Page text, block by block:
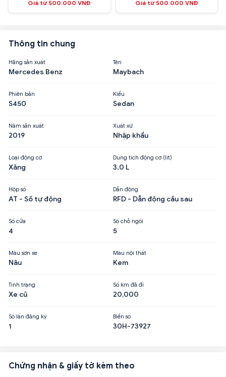
Giá từ 500.000 VNĐ Giá từ 500.000 VNĐ
Thông tin chung
Hãng sản xuất
Mercedes Benz
Tên
Maybach
Phiên bản
S450
Kiểu
Sedan
Năm sản xuất
2019
Xuất xứ
Nhập khẩu
Loại động cơ
Xăng
Dung tích động cơ (lít)
3.0 L
Hộp số
AT - Số tự động
Dẫn động
RFD - Dẫn động cầu sau
Số cửa
4
Số chỗ ngồi
5
Màu sơn xe
Nâu
Màu nội thất
Kem
Tình trạng
Xe cũ
Số km đã đi
20,000
Số lần đăng ký
1
Biển số
30H-73927
Chứng nhận & giấy tờ kèm theo